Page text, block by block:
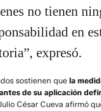
no tienen
en
expresó.
sostienen que la
de su aplicación
César Cueva afirmó